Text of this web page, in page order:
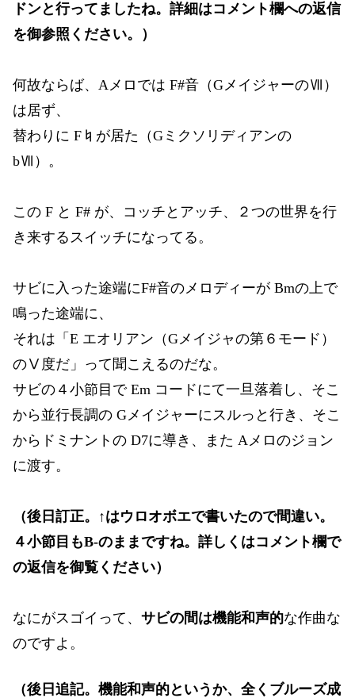
ドンと行ってましたね。詳細はコメント欄への返信
を御参照ください。）
何故ならば、Aメロでは F#音（GメイジャーのⅦ）
は居ず、
替わりに F♮が居た（Gミクソリディアンの
bⅦ）。
この F と F# が、コッチとアッチ、２つの世界を行
き来するスイッチになってる。
サビに入った途端にF#音のメロディーが Bmの上で
鳴った途端に、
それは「E エオリアン（Gメイジャの第６モード）
のⅤ度だ」って聞こえるのだな。
サビの４小節目で Em コードにて一旦落着し、そこ
から並行長調の Gメイジャーにスルっと行き、そこ
からドミナントの D7に導き、また Aメロのジョン
に渡す。
（後日訂正。↑はウロオボエで書いたので間違い。
４小節目もB-のままですね。詳しくはコメント欄で
の返信を御覧ください）
なにがスゴイって、 サビの間は機能和声的な作曲な
のですよ。
（後日追記。機能和声的というか、全くブルーズ成